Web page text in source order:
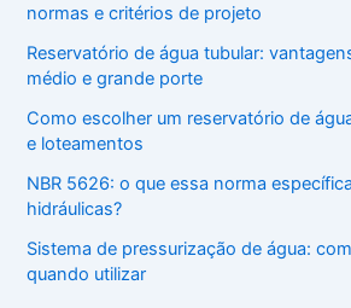
normas e critérios de projeto
Reservatório de água tubular:
médio e grande porte
Como escolher um reservatório de
e loteamentos
NBR 5626: o que essa norma
hidráulicas?
Sistema de pressurização de água:
quando utilizar